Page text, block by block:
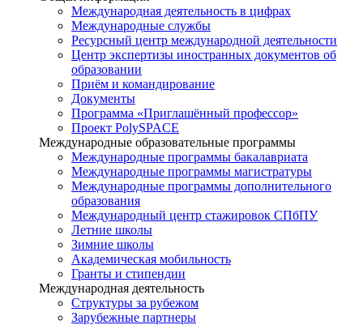
Международная деятельность в цифрах
Международные службы
Ресурсный центр международной деятельности
Центр экспертизы иностранных документов об
образовании
Приём и командирование
Документы
Программа «Приглашённый профессор»
Проект PolySPACE
Международные образовательные программы
Международные программы бакалавриата
Международные программы магистратуры
Международные программы дополнительного
образования
Международный центр стажировок СПбПУ
Летние школы
Зимние школы
Академическая мобильность
Гранты и стипендии
Международная деятельность
Структуры за рубежом
Зарубежные партнеры